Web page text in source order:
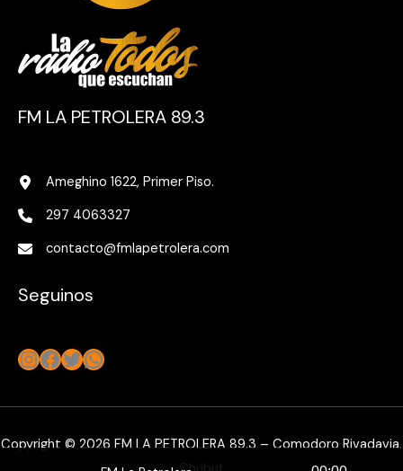
FM LA PETROLERA 89.3
Ameghino 1622, Primer Piso.
297 4063327
contacto@fmlapetrolera.com
Seguinos
Instagram
Facebook
Twitter
WhatsApp
Copyright © 2026 FM LA PETROLERA 89.3 – Comodoro Rivadavia,